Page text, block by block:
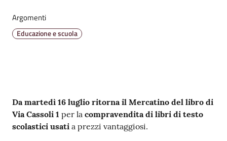
r
i
E
v
e
Argomenti
Educazione e scuola
Contenuto
Da martedì 16 luglio ritorna il Mercatino del libro di
Via Cassoli 1 per la compravendita di libri di testo
scolastici usati a prezzi vantaggiosi.